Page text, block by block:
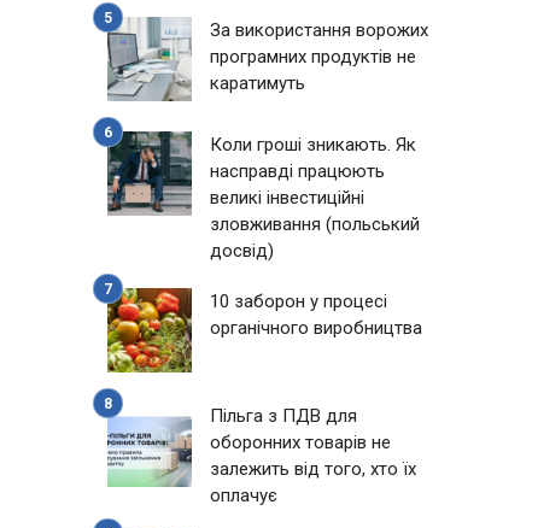
За використання ворожих
програмних продуктів не
каратимуть
Коли гроші зникають. Як
насправді працюють
великі інвестиційні
зловживання (польський
досвід)
10 заборон у процесі
органічного виробництва
Пільга з ПДВ для
оборонних товарів не
залежить від того, хто їх
оплачує